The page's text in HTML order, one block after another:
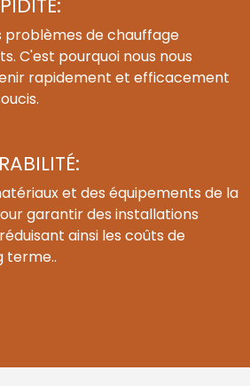
problèmes de chauffage
C'est pourquoi nous nous
rapidement et efficacement
et des équipements de la
garantir des installations
ainsi les coûts de
terme..